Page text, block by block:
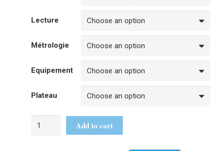
Lecture
Métrologie
Equipement
Plateau
Add to cart